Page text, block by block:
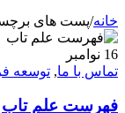
خانه/پست های
16 نوامبر
تماس با ما, توسعه
فهرست علم تاب